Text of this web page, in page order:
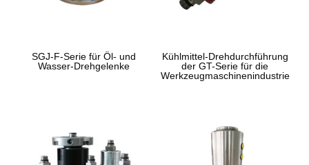
SGJ-F-Serie für Öl- und
Wasser-Drehgelenke
Kühlmittel-Drehdurchführung
der GT-Serie für die
Werkzeugmaschinenindustrie